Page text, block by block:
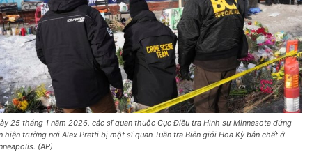
25 tháng 1 năm 2026, các sĩ quan thuộc Cục Điều tra Hình sự Minnesota đứng
hiện trường nơi Alex Pretti bị một sĩ quan Tuần tra Biên giới Hoa Kỳ bắn chết ở
(AP)